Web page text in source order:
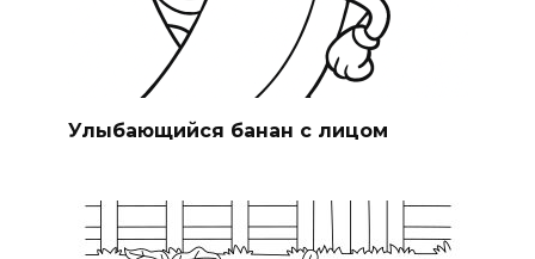
Улыбающийся банан с лицом